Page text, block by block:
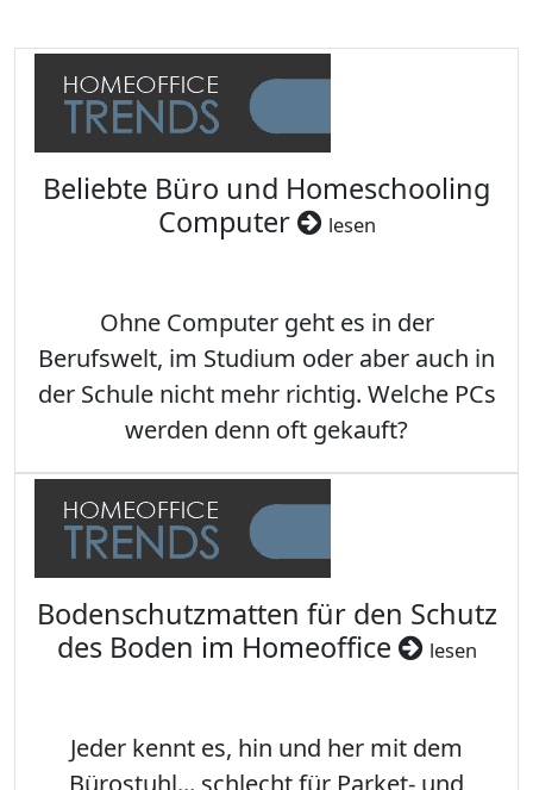
Beliebte Büro und Homeschooling
Computer
lesen
Ohne Computer geht es in der
Berufswelt, im Studium oder aber auch in
der Schule nicht mehr richtig. Welche PCs
werden denn oft gekauft?
Bodenschutzmatten für den Schutz
des Boden im Homeoffice
lesen
Jeder kennt es, hin und her mit dem